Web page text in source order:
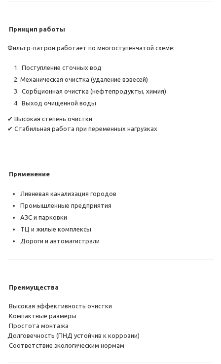
Принцип работы
Фильтр-патрон работает по многоступенчатой схеме:
Поступление сточных вод
Механическая очистка (удаление взвесей)
Сорбционная очистка (нефтепродукты, химия)
Выход очищенной воды
✔ Высокая степень очистки
✔ Стабильная работа при переменных нагрузках
Применение
Ливневая канализация городов
Промышленные предприятия
АЗС и парковки
ТЦ и жилые комплексы
Дороги и автомагистрали
Преимущества
Высокая эффективность очистки
Компактные размеры
Простота монтажа
Долговечность (ПНД устойчив к коррозии)
Соответствие экологическим нормам